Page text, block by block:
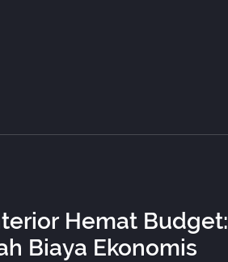
Hemat Budget:
Biaya Ekonomis